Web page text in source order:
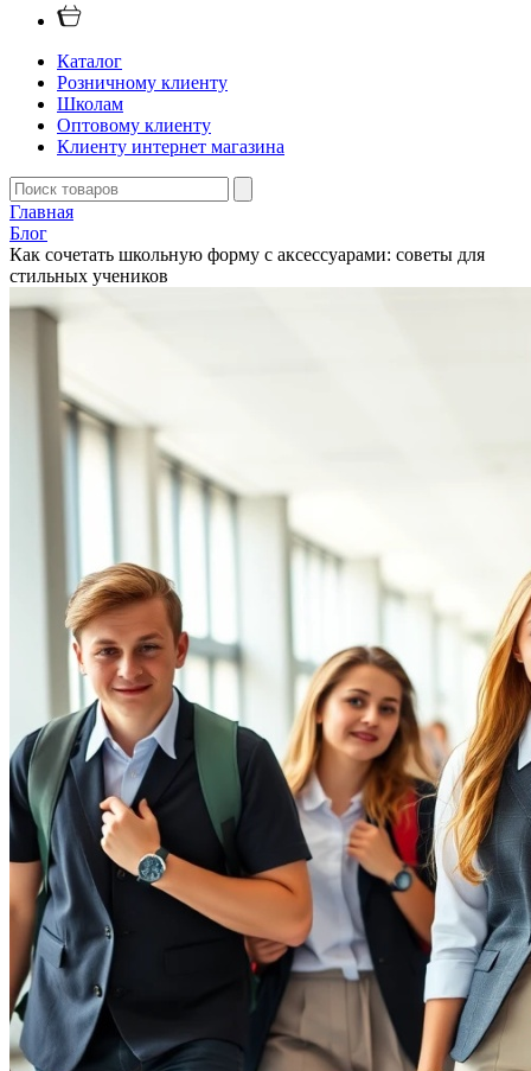
Каталог
Розничному клиенту
Школам
Оптовому клиенту
Клиенту интернет магазина
Главная
Блог
Как сочетать школьную форму с аксессуарами: советы для
стильных учеников